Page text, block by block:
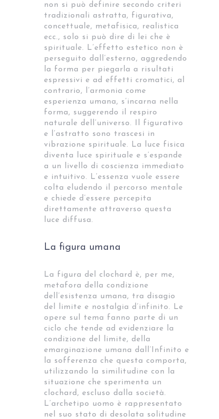
non si può definire secondo criteri
tradizionali astratta, figurativa,
concettuale, metafisica, realistica
ecc., solo si può dire di lei che è
spirituale. L’effetto estetico non è
perseguito dall’esterno, aggredendo
la forma per piegarla a risultati
espressivi e ad effetti cromatici, al
contrario, l’armonia come
esperienza umana, s’incarna nella
forma, suggerendo il respiro
naturale dell’universo. Il figurativo
e l’astratto sono trascesi in
vibrazione spirituale. La luce fisica
diventa luce spirituale e s’espande
a un livello di coscienza immediato
e intuitivo. L’essenza vuole essere
colta eludendo il percorso mentale
e chiede d’essere percepita
direttamente attraverso questa
luce diffusa.
La figura umana
La figura del clochard è, per me,
metafora della condizione
dell’esistenza umana, tra disagio
del limite e nostalgia d’infinito. Le
opere sul tema fanno parte di un
ciclo che tende ad evidenziare la
condizione del limite, della
emarginazione umana dall’Infinito e
la sofferenza che questa comporta,
utilizzando la similitudine con la
situazione che sperimenta un
clochard, escluso dalla società.
L’archetipo uomo è rappresentato
nel suo stato di desolata solitudine